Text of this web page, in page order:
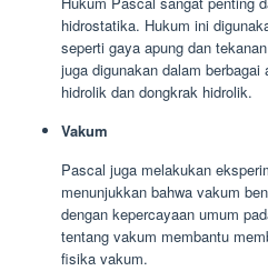
hidrostatika. Hukum ini
seperti gaya apung dan
juga digunakan dalam
hidrolik dan dongkrak hidrolik.
Vakum
Pascal juga melakukan
menunjukkan bahwa vakum
dengan kepercayaan umum
tentang vakum membantu
fisika vakum.